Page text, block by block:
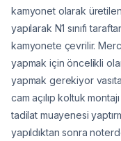
kamyonet olarak
yapılarak N1 sınıfı
kamyonete çevrilir.
yapmak için öncelikli
yapmak gerekiyor
cam açılıp koltuk
tadilat muayenesi
yapıldıktan sonra